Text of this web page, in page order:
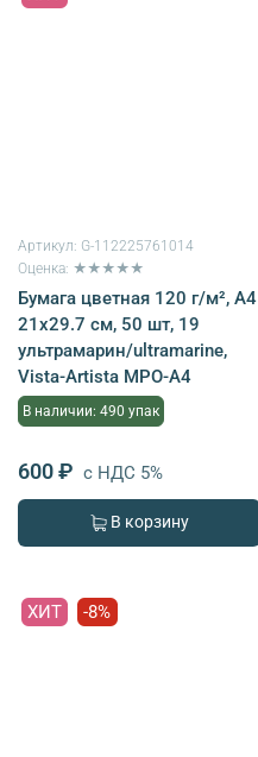
Артикул: G-112225761014
Оценка: ★★★★★
Бумага цветная 120 г/м², A4
21х29.7 см, 50 шт, 19
ультрамарин/ultramarine,
Vista-Artista MPO-A4
В наличии: 490 упак
600 ₽ с НДС 5%
В корзину
ХИТ -8%